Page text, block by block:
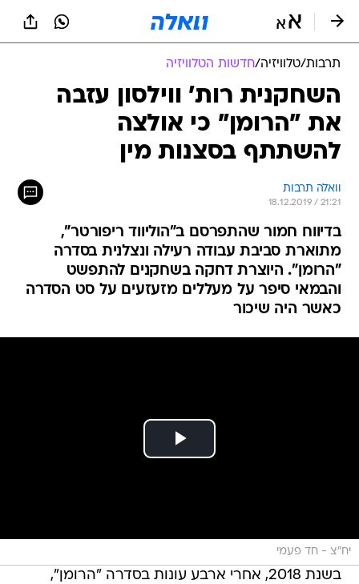
תרבות/טלוויזיה/חדשות הטלוויזיה
השחקנית רות' ווילסון עזבה
את "הרומן" כי אולצה
להשתתף בסצנות מין
וואלה תרבות
18.12.2019 / 21:21
בדיווח חמור שהתפרסם ב"הוליווד ריפורטר",
מתוארת סביבת עבודה רעילה ונצלנית בסדרה
"הרומן". היוצרת דחקה בשחקנים להתפשט
והבמאי סיפר על מעללים מזעזעים על סט הסדרה
כאשר היה שיכור
יח"צ - חד פעמי
בשנת 2018, אחרי ארבע עונות בסדרה "הרומן",